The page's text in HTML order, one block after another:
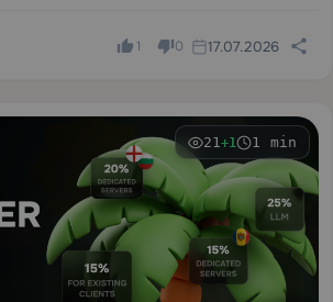
1 0 17.07.2026
21+1 1 min